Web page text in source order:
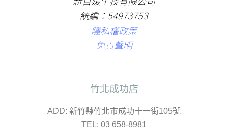
統編：54973753
隱私權政策
免責聲明
竹北成功店
ADD: 新竹縣竹北市成功十一街105號
TEL: 03 658-8981